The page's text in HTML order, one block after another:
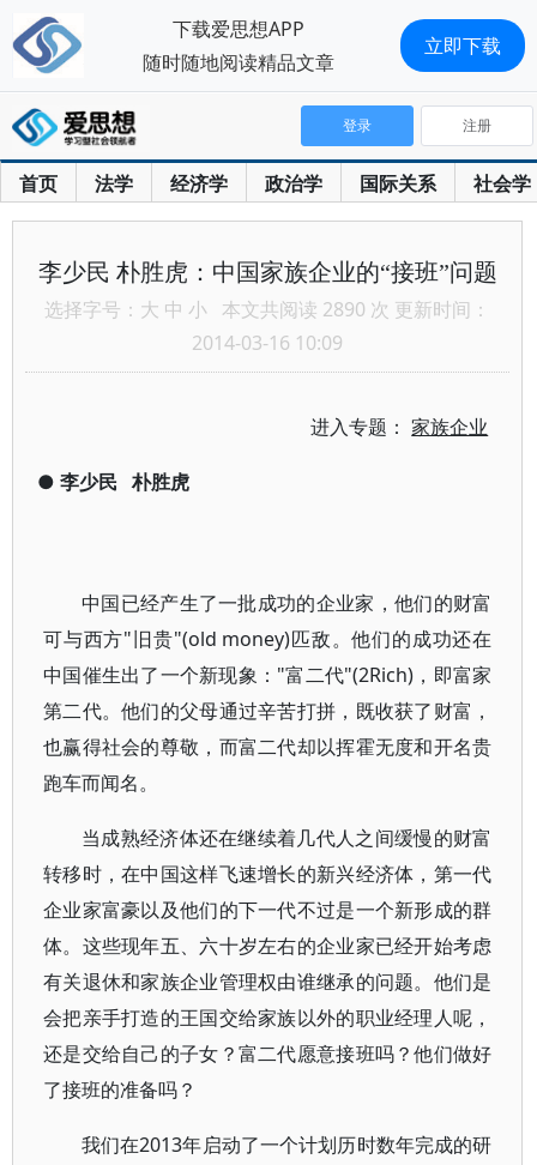
首页 法学 经济学 政治学 国际关系 社会学
登录 注册
李少民 朴胜虎：中国家族企业的“接班”问题
选择字号： 大 中 小 本文共阅读 2890 次 更新时间：
2014-03-16 10:09
进入专题：家族企业
● 李少民 朴胜虎
中国已经产生了一批成功的企业家，他们的财富
可与西方"旧贵"(old money)匹敌。他们的成功还在
中国催生出了一个新现象："富二代"(2Rich)，即富家
第二代。他们的父母通过辛苦打拼，既收获了财富，
也赢得社会的尊敬，而富二代却以挥霍无度和开名贵
跑车而闻名。
当成熟经济体还在继续着几代人之间缓慢的财富
转移时，在中国这样飞速增长的新兴经济体，第一代
企业家富豪以及他们的下一代不过是一个新形成的群
体。这些现年五、六十岁左右的企业家已经开始考虑
有关退休和家族企业管理权由谁继承的问题。他们是
会把亲手打造的王国交给家族以外的职业经理人呢，
还是交给自己的子女？富二代愿意接班吗？他们做好
了接班的准备吗？
我们在2013年启动了一个计划历时数年完成的研
下载爱思想APP
随时随地阅读精品文章
立即下载